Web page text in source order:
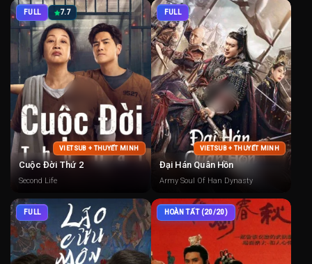
FULL 7.7
VIETSUB + THUYẾT MINH
Cuộc Đời Thứ 2
Second Life
FULL
VIETSUB + THUYẾT MINH
Đại Hán Quân Hồn
Army Soul Of Han Dynasty
FULL HOÀN TẤT (20/20)